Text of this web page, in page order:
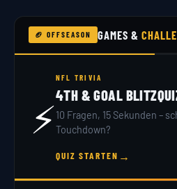
🏈 OFFSEASON GAMES &
⚡
NFL TRIVIA
4TH & GOAL
10 Fragen, 15 Sekunden –
Touchdown?
QUIZ STARTEN →